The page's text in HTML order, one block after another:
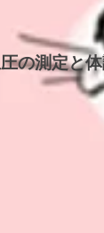
の測定と